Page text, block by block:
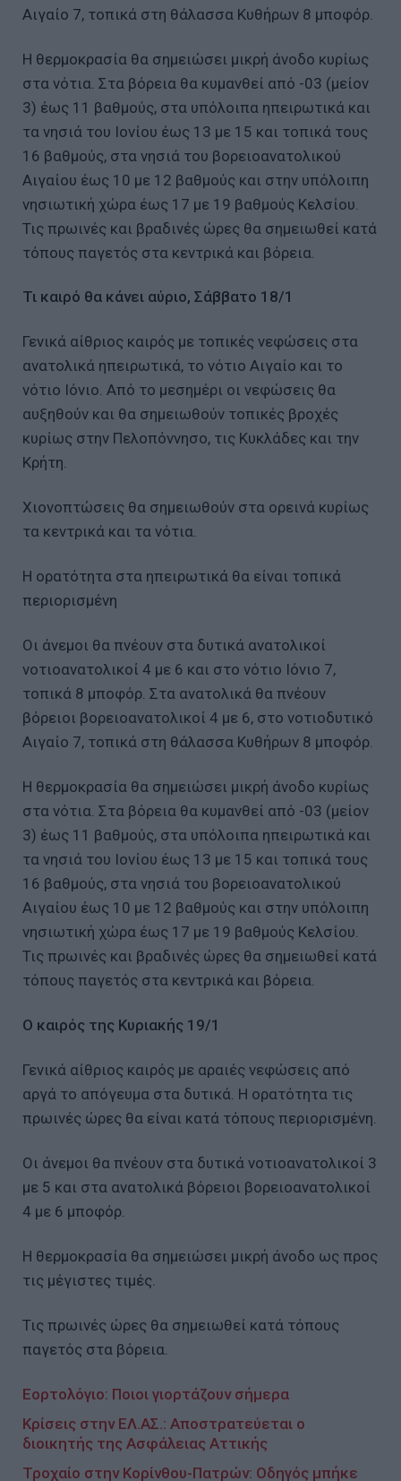
Αιγαίο 7, τοπικά στη θάλασσα Κυθήρων 8 μποφόρ.
Η θερμοκρασία θα σημειώσει μικρή άνοδο κυρίως
στα νότια. Στα βόρεια θα κυμανθεί από -03 (μείον
3) έως 11 βαθμούς, στα υπόλοιπα ηπειρωτικά και
τα νησιά του Ιονίου έως 13 με 15 και τοπικά τους
16 βαθμούς, στα νησιά του βορειοανατολικού
Αιγαίου έως 10 με 12 βαθμούς και στην υπόλοιπη
νησιωτική χώρα έως 17 με 19 βαθμούς Κελσίου.
Τις πρωινές και βραδινές ώρες θα σημειωθεί κατά
τόπους παγετός στα κεντρικά και βόρεια.
Τι καιρό θα κάνει αύριο, Σάββατο 18/1
Γενικά αίθριος καιρός με τοπικές νεφώσεις στα
ανατολικά ηπειρωτικά, το νότιο Αιγαίο και το
νότιο Ιόνιο. Από το μεσημέρι οι νεφώσεις θα
αυξηθούν και θα σημειωθούν τοπικές βροχές
κυρίως στην Πελοπόννησο, τις Κυκλάδες και την
Κρήτη.
Χιονοπτώσεις θα σημειωθούν στα ορεινά κυρίως
τα κεντρικά και τα νότια.
Η ορατότητα στα ηπειρωτικά θα είναι τοπικά
περιορισμένη
Οι άνεμοι θα πνέουν στα δυτικά ανατολικοί
νοτιοανατολικοί 4 με 6 και στο νότιο Ιόνιο 7,
τοπικά 8 μποφόρ. Στα ανατολικά θα πνέουν
βόρειοι βορειοανατολικοί 4 με 6, στο νοτιοδυτικό
Αιγαίο 7, τοπικά στη θάλασσα Κυθήρων 8 μποφόρ.
Η θερμοκρασία θα σημειώσει μικρή άνοδο κυρίως
στα νότια. Στα βόρεια θα κυμανθεί από -03 (μείον
3) έως 11 βαθμούς, στα υπόλοιπα ηπειρωτικά και
τα νησιά του Ιονίου έως 13 με 15 και τοπικά τους
16 βαθμούς, στα νησιά του βορειοανατολικού
Αιγαίου έως 10 με 12 βαθμούς και στην υπόλοιπη
νησιωτική χώρα έως 17 με 19 βαθμούς Κελσίου.
Τις πρωινές και βραδινές ώρες θα σημειωθεί κατά
τόπους παγετός στα κεντρικά και βόρεια.
Ο καιρός της Κυριακής 19/1
Γενικά αίθριος καιρός με αραιές νεφώσεις από
αργά το απόγευμα στα δυτικά. Η ορατότητα τις
πρωινές ώρες θα είναι κατά τόπους περιορισμένη.
Οι άνεμοι θα πνέουν στα δυτικά νοτιοανατολικοί 3
με 5 και στα ανατολικά βόρειοι βορειοανατολικοί
4 με 6 μποφόρ.
Η θερμοκρασία θα σημειώσει μικρή άνοδο ως προς
τις μέγιστες τιμές.
Τις πρωινές ώρες θα σημειωθεί κατά τόπους
παγετός στα βόρεια.
Εορτολόγιο: Ποιοι γιορτάζουν σήμερα
Κρίσεις στην ΕΛ.ΑΣ.: Αποστρατεύεται ο
διοικητής της Ασφάλειας Αττικής
Τροχαίο στην Κορίνθου-Πατρών: Οδηγός μπήκε